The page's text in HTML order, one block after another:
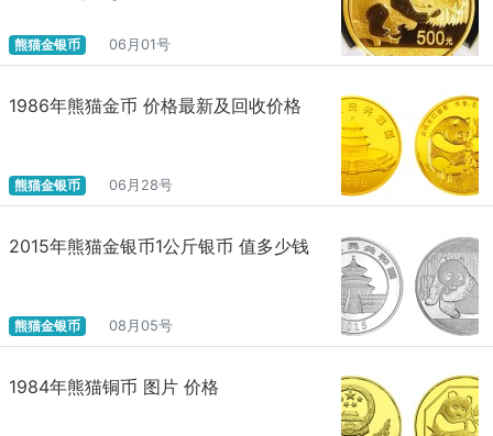
熊猫金银币 06月01号
1986年熊猫金币 价格最新及回收价格
熊猫金银币 06月28号
2015年熊猫金银币1公斤银币 值多少钱
熊猫金银币 08月05号
1984年熊猫铜币 图片 价格